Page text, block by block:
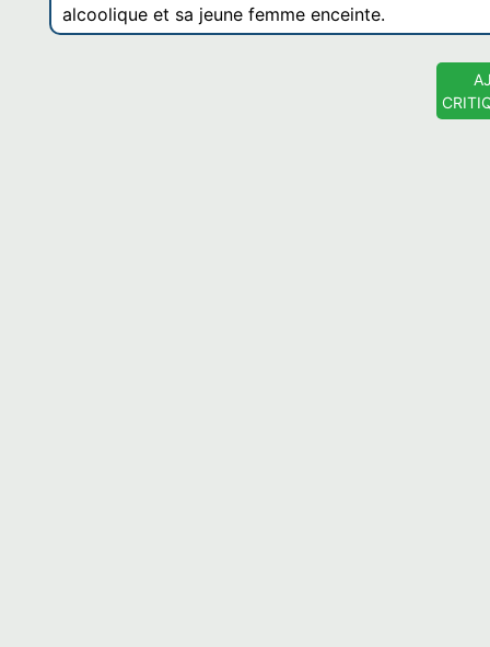
alcoolique et sa jeune femme enceinte.